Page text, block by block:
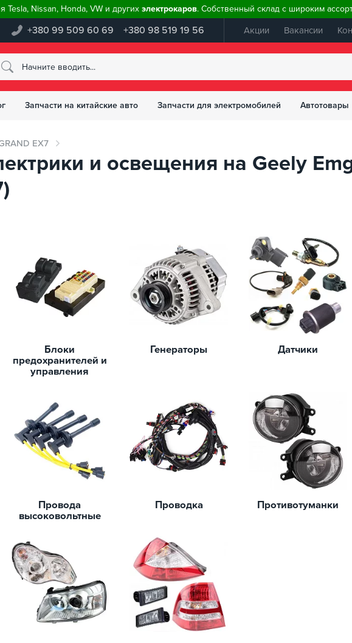
Nissan, Honda, VW и других электрокаров. Собственный склад с широким
+380 99 509 60 69 +380 98 519 19 56 Акции Вакансии
Запчасти на китайские авто Запчасти для электромобилей Автотовары
EX7
и освещения на Geely
Блоки
предохранителей и
управления
Генераторы Датчики
Провода
высоковольтные
Проводка Противотуманки